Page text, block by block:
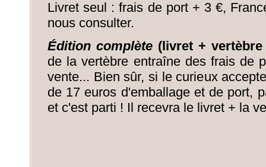
Livret seul : frais de port + 3 €,
nous consulter.
Édition complète (livret +
de la vertèbre entraîne des frais de
vente... Bien sûr, si le curieux
de 17 euros d'emballage et de port,
et c'est parti ! Il recevra le livret + la